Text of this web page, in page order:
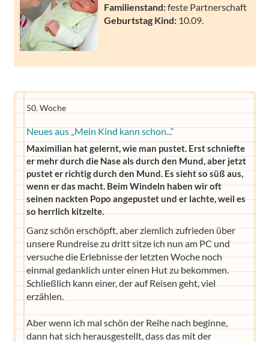
Familienstand:feste Partnerschaft
Geburtstag Kind: 10.09.
50. Woche
Neues aus „Mein Kind kann schon...“
Maximilian hat gelernt, wie man pustet. Erst schniefte
er mehr durch die Nase als durch den Mund, aber jetzt
pustet er richtig durch den Mund. Es sieht so süß aus,
wenn er das macht. Beim Windeln haben wir oft
seinen nackten Popo angepustet und er lachte, weil es
so herrlich kitzelte.
Ganz schön erschöpft, aber ziemlich zufrieden über
unsere Rundreise zu dritt sitze ich nun am PC und
versuche die Erlebnisse der letzten Woche noch
einmal gedanklich unter einen Hut zu bekommen.
Schließlich kann einer, der auf Reisen geht, viel
erzählen.
Aber wenn ich mal schön der Reihe nach beginne,
dann hat sich herausgestellt, dass das mit der